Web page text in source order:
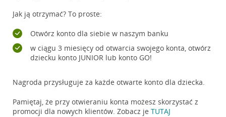
Jak ją otrzymać? To proste:
Otwórz konto dla siebie w naszym banku
w ciągu 3 miesięcy od otwarcia swojego konta, otwórz
dziecku konto JUNIOR lub konto GO!
Nagroda przysługuje za każde otwarte konto dla dziecka.
Pamiętaj, że przy otwieraniu konta możesz skorzystać z
promocji dla nowych klientów. Zobacz je TUTAJ